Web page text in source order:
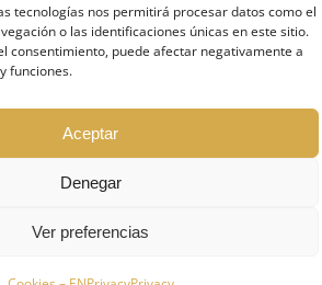
tecnologías nos permitirá procesar datos como el
o las identificaciones únicas en este sitio.
consentimiento, puede afectar negativamente a
funciones.
Aceptar
Denegar
Ver preferencias